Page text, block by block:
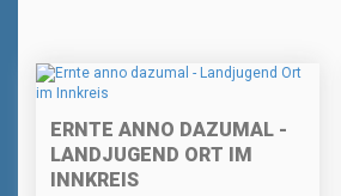
ERNTE ANNO DAZUMAL -
LANDJUGEND ORT IM
INNKREIS